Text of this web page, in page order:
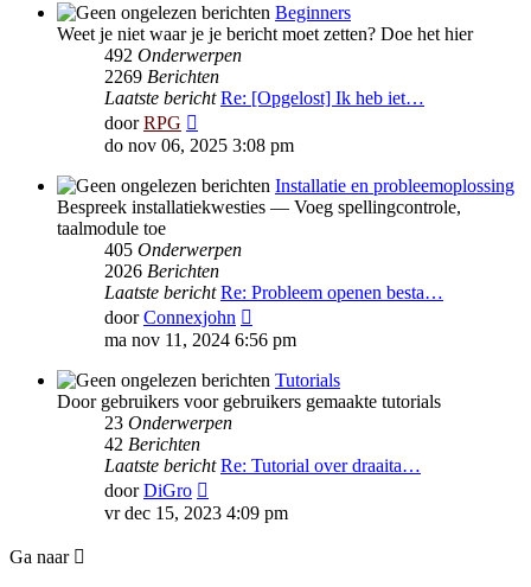
Beginners
Weet je niet waar je je bericht moet zetten? Doe het hier
492 Onderwerpen
2269 Berichten
Laatste bericht Re: [Opgelost] Ik heb iet…
doorRPG
laatste
do nov 06, 2025 3:08 pm
Installatie en probleemoplossing
Bespreek installatiekwesties — Voeg spellingcontrole,
taalmodule toe
405 Onderwerpen
2026 Berichten
Laatste bericht Re: Probleem openen besta…
doorConnexjohn
laatste
bericht
ma nov 11, 2024 6:56 pm
Tutorials
Door gebruikers voor gebruikers gemaakte tutorials
23 Onderwerpen
42 Berichten
Laatste bericht Re: Tutorial over draaita…
doorDiGro
laatste
vr dec 15, 2023 4:09 pm
Ga naar